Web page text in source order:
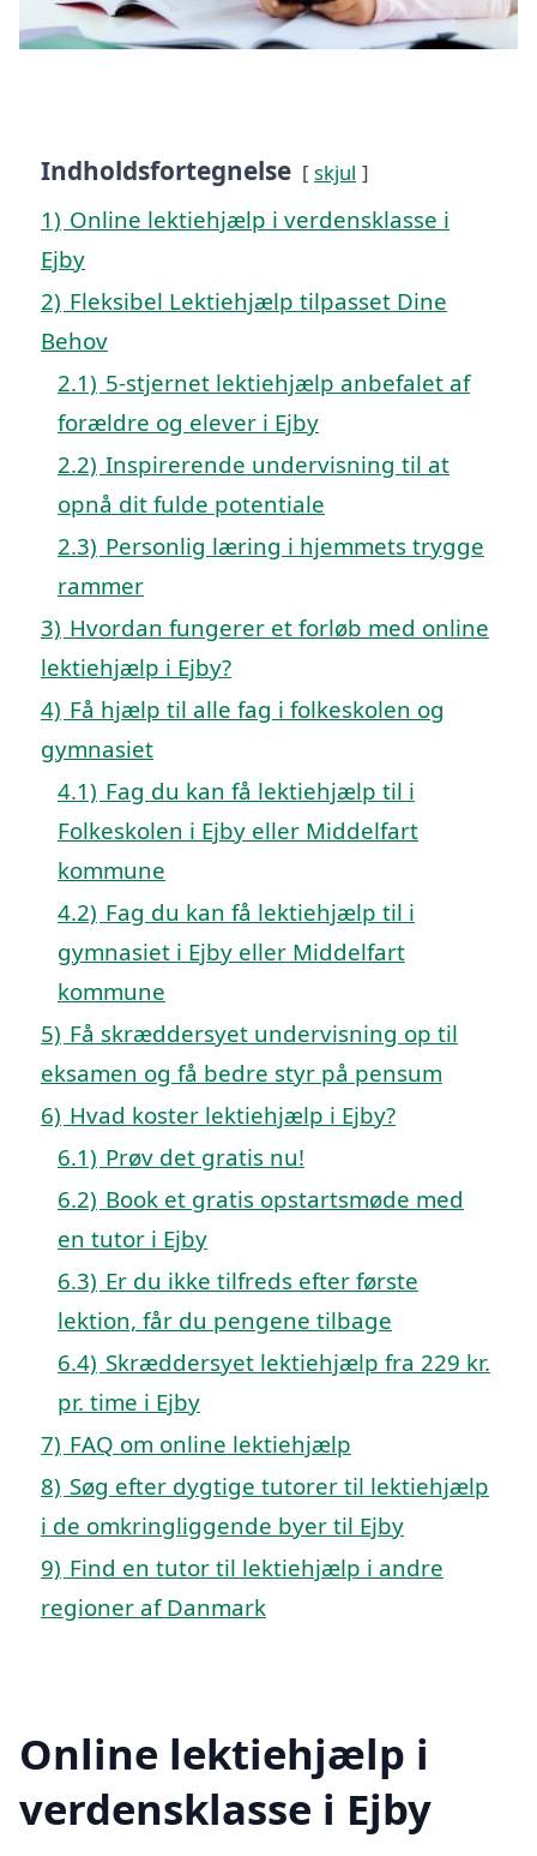
Indholdsfortegnelse skjul
1) Online lektiehjælp i verdensklasse i
Ejby
2) Fleksibel Lektiehjælp tilpasset Dine
Behov
2.1) 5-stjernet lektiehjælp anbefalet af
forældre og elever i Ejby
2.2) Inspirerende undervisning til at
opnå dit fulde potentiale
2.3) Personlig læring i hjemmets trygge
rammer
3) Hvordan fungerer et forløb med online
lektiehjælp i Ejby?
4) Få hjælp til alle fag i folkeskolen og
gymnasiet
4.1) Fag du kan få lektiehjælp til i
Folkeskolen i Ejby eller Middelfart
kommune
4.2) Fag du kan få lektiehjælp til i
gymnasiet i Ejby eller Middelfart
kommune
5) Få skræddersyet undervisning op til
eksamen og få bedre styr på pensum
6) Hvad koster lektiehjælp i Ejby?
6.1) Prøv det gratis nu!
6.2) Book et gratis opstartsmøde med
en tutor i Ejby
6.3) Er du ikke tilfreds efter første
lektion, får du pengene tilbage
6.4) Skræddersyet lektiehjælp fra 229 kr.
pr. time i Ejby
7) FAQ om online lektiehjælp
8) Søg efter dygtige tutorer til lektiehjælp
i de omkringliggende byer til Ejby
9) Find en tutor til lektiehjælp i andre
regioner af Danmark
Online lektiehjælp i
verdensklasse i Ejby